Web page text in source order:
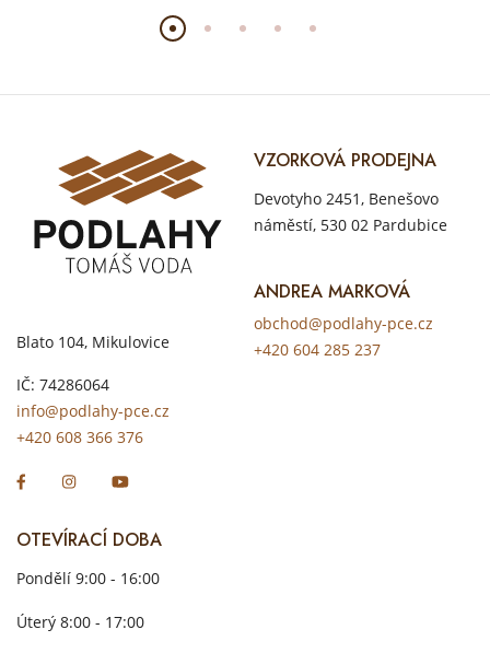
Blato 104, Mikulovice
IČ: 74286064
info@podlahy-pce.cz
+420 608 366 376
VZORKOVÁ PRODEJNA
Devotyho 2451, Benešovo
náměstí, 530 02 Pardubice
ANDREA MARKOVÁ
obchod@podlahy-pce.cz
+420 604 285 237
OTEVÍRACÍ DOBA
Pondělí 9:00 - 16:00
Úterý 8:00 - 17:00